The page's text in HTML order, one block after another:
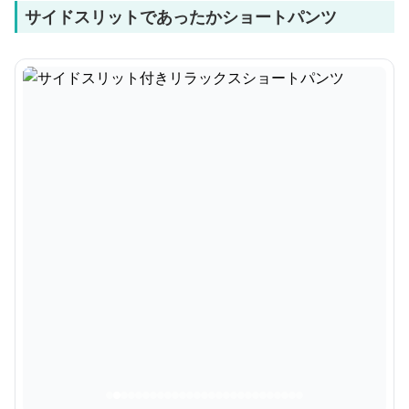
サイドスリットであったかショートパンツ